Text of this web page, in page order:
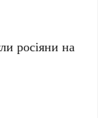
росіяни на